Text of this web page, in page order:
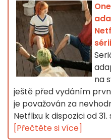
sérii
na
ještě před vydáním
je považován za
Netflixu k dispozici od
[Přečtěte si více]